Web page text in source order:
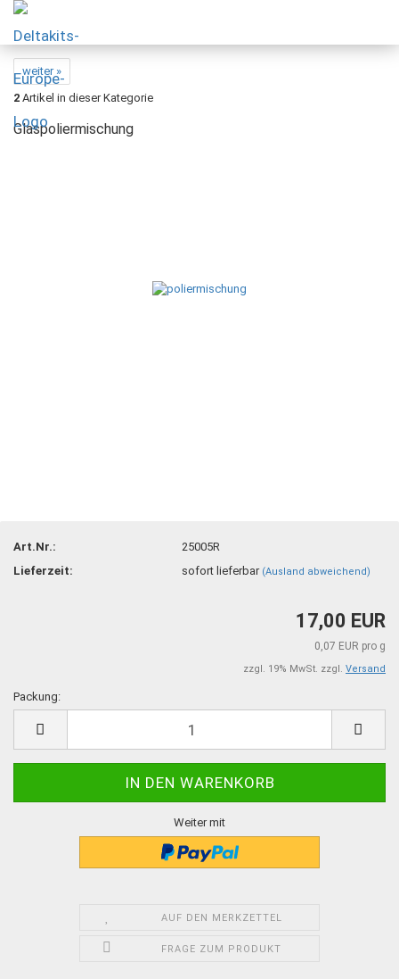
weiter »
2 Artikel in dieser Kategorie
Glaspoliermischung
Art.Nr.:
25005R
Lieferzeit:
sofort lieferbar (Ausland abweichend)
17,00 EUR
0,07 EUR pro g
zzgl. 19% MwSt. zzgl. Versand
Packung:
Weiter mit
AUF DEN MERKZETTEL
FRAGE ZUM PRODUKT